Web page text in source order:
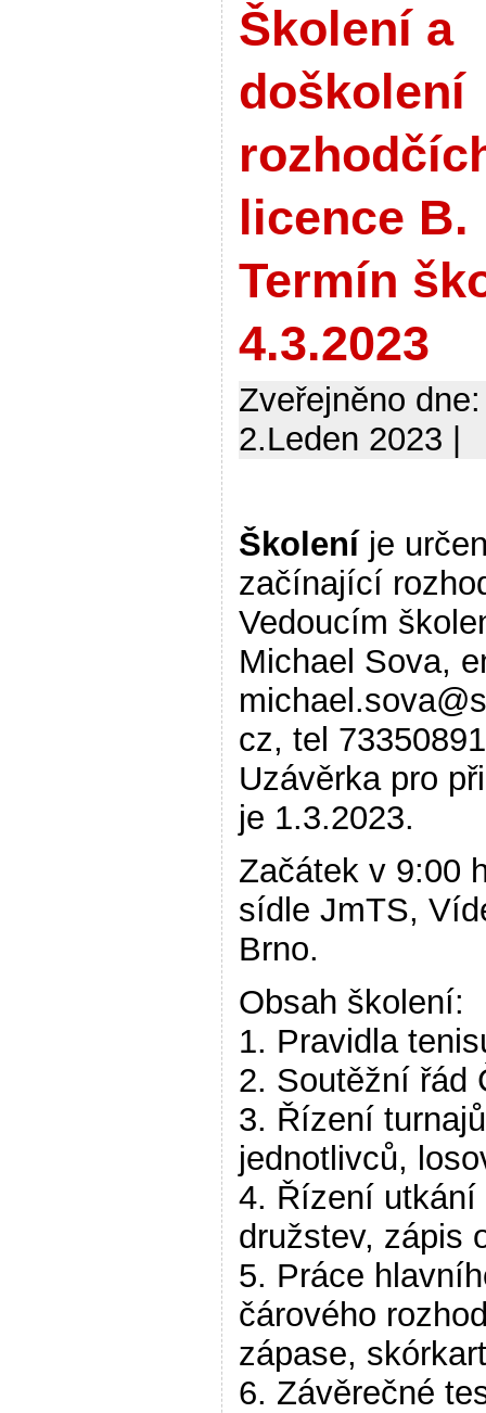
Školení a
doškolení
licence B.
Termín
4.3.2023
Zveřejněno dne:
2.Leden 2023 |
Školeníje
začínající
Vedoucím
Michael Sova,
cz, tel
Uzávěrka pro
je 1.3.2023.
Začátek v 9:00
sídle JmTS,
Brno.
Obsah školení:
1. Pravidla
2. Soutěžní řád
3. Řízení turnajů
jednotlivců,
4. Řízení utkání
družstev, zápis
5. Práce
čárového
zápase,
6. Závěrečné